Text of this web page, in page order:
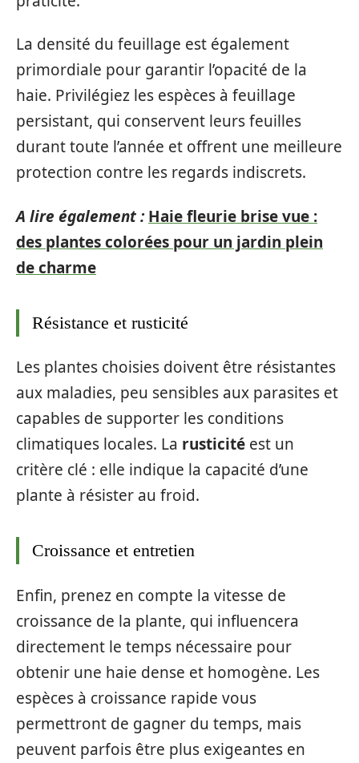
La densité du feuillage est également
primordiale pour garantir l’opacité de la
haie. Privilégiez les espèces à feuillage
persistant, qui conservent leurs feuilles
durant toute l’année et offrent une meilleure
protection contre les regards indiscrets.
A lire également : Haie fleurie brise vue :
des plantes colorées pour un jardin plein
de charme
Résistance et rusticité
Les plantes choisies doivent être résistantes
aux maladies, peu sensibles aux parasites et
capables de supporter les conditions
climatiques locales. La rusticité est un
critère clé : elle indique la capacité d’une
plante à résister au froid.
Croissance et entretien
Enfin, prenez en compte la vitesse de
croissance de la plante, qui influencera
directement le temps nécessaire pour
obtenir une haie dense et homogène. Les
espèces à croissance rapide vous
permettront de gagner du temps, mais
peuvent parfois être plus exigeantes en